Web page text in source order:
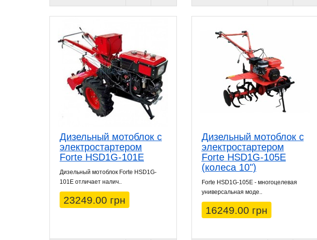
Дизельный мотоблок с
электростартером
Forte HSD1G-101E
Дизельный мотоблок Forte HSD1G-
101Е отличает налич..
23249.00 грн
Дизельный мотоблок с
электростартером
Forte HSD1G-105E
(колеса 10")
Forte HSD1G-105E - многоцелевая
универсальная моде..
16249.00 грн